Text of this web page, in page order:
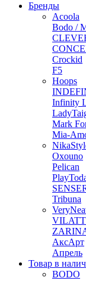
Бренды
Acoola
Bodo /
Crockid
F5
Hoops
Infinity
Mark
Mia-
Oxouno
Pelican
Tribuna
АксАрт
Апрель
Товар в
BODO